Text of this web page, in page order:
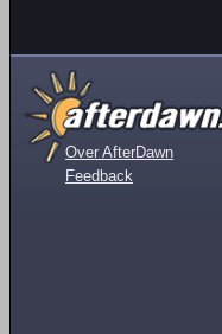
Over AfterDawn
Feedback